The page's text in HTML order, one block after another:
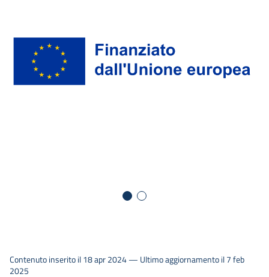
Contenuto inserito il 18 apr 2024 — Ultimo aggiornamento il 7 feb
2025